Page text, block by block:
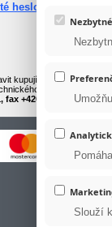
heslo
kupujícímu účtenku.
výpadku pak
fax +420 271 732 377, e-
Nezbytné
Slouží